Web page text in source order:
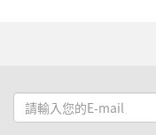
請
輸